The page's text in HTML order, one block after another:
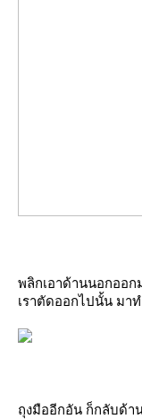
พลิกเอาด้านนอกออก
เราตัดออกไปนั้น มา
ถุงมืออีกอัน ก็กลับด้า